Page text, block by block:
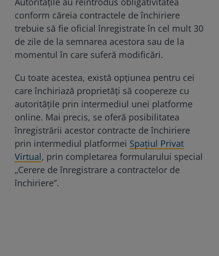
conform căreia contractele de închiriere
trebuie să fie oficial înregistrate în cel mult 30
de zile de la semnarea acestora sau de la
momentul în care suferă modificări.
Cu toate acestea, există opțiunea pentru cei
care închiriază proprietăți să coopereze cu
autoritățile prin intermediul unei platforme
online. Mai precis, se oferă posibilitatea
înregistrării acestor contracte de închiriere
prin intermediul platformei Spațiul Privat
Virtual, prin completarea formularului special
„Cerere de înregistrare a contractelor de
închiriere”.